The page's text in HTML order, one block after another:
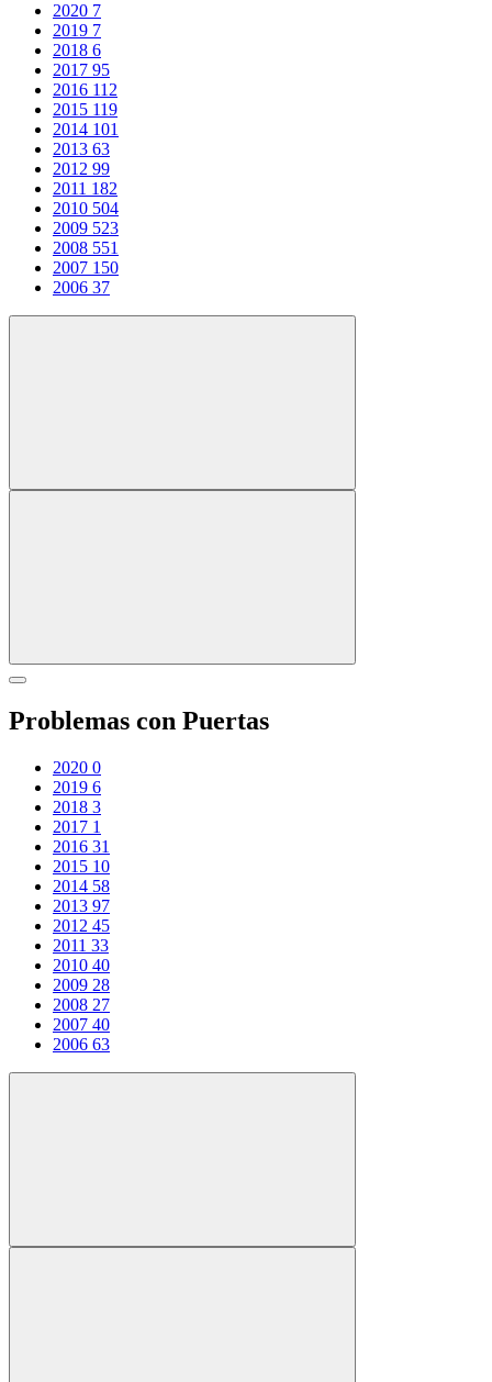
2020 7
2019 7
2018 6
2017 95
2016 112
2015 119
2014 101
2013 63
2012 99
2011 182
2010 504
2009 523
2008 551
2007 150
2006 37
Problemas con Puertas
2020 0
2019 6
2018 3
2017 1
2016 31
2015 10
2014 58
2013 97
2012 45
2011 33
2010 40
2009 28
2008 27
2007 40
2006 63